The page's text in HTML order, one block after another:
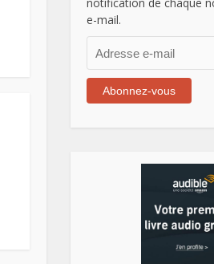
e-mail.
e-
mail
Abonnez-vous